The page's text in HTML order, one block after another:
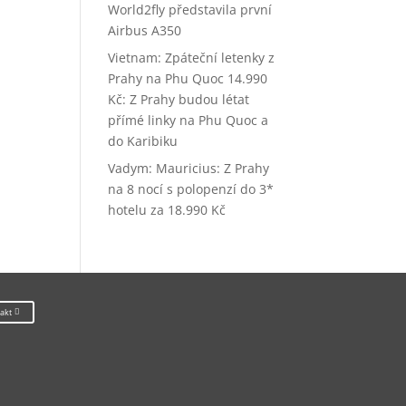
World2fly představila první
Airbus A350
Vietnam: Zpáteční letenky z
Prahy na Phu Quoc 14.990
Kč:Z Prahy budou létat
přímé linky na Phu Quoc a
do Karibiku
Vadym: Mauricius: Z Prahy
na 8 nocí s polopenzí do 3*
hotelu za 18.990 Kč